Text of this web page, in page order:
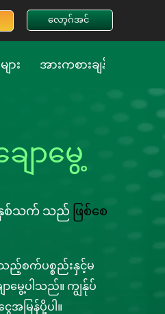
လော့ဂ်အင်
ား အားကစားချန်နယ်
ောမွေ့
စ်သက် သည် ဖြစ်စေ
စက်ပစ္စည်းနှင့်မ
ာမွေ့ပါသည်။ ကျွန်ုပ်
မြန်ပို့ပါ။